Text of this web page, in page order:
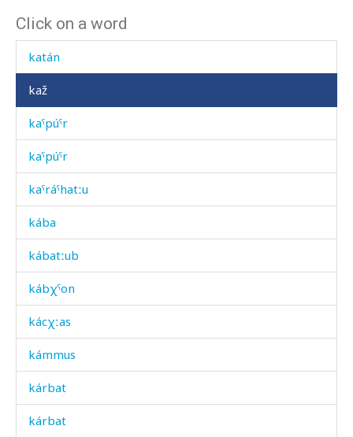
Click on a word
kasmá
katán
kaž
kaˤpúˤr
kaˤpúˤr
kaˤráˤhatːu
kába
kábatːub
kábχˤon
kácχːas
kámmus
kárbat
kárbat